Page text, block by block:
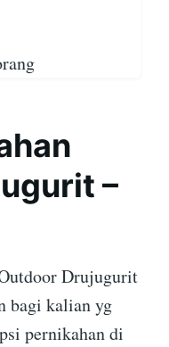
–
Drujugurit
bagi kalian yg
pernikahan di